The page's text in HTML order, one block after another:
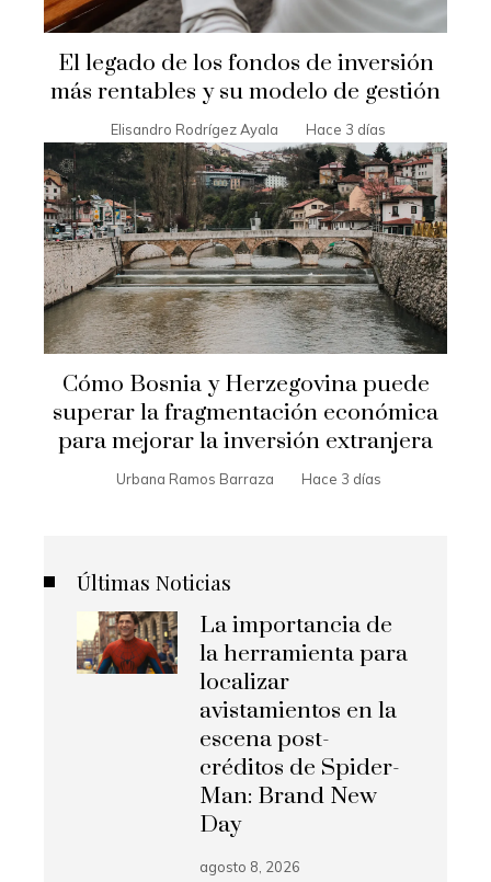
El legado de los fondos de inversión
más rentables y su modelo de gestión
Elisandro Rodrígez Ayala Hace 3 días
Cómo Bosnia y Herzegovina puede
superar la fragmentación económica
para mejorar la inversión extranjera
Urbana Ramos Barraza Hace 3 días
Últimas Noticias
La importancia de
la herramienta para
localizar
avistamientos en la
escena post-
créditos de Spider-
Man: Brand New
Day
agosto 8, 2026